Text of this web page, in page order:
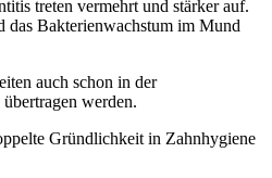
treten vermehrt und stärker auf.
Bakterienwachstum im Mund
auch schon in der
werden.
Gründlichkeit in Zahnhygiene